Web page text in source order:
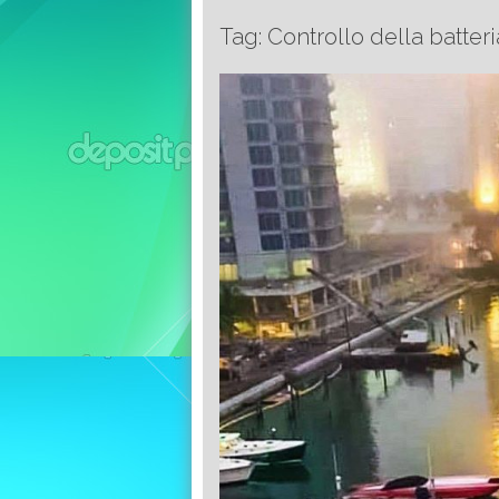
Tag: Controllo della